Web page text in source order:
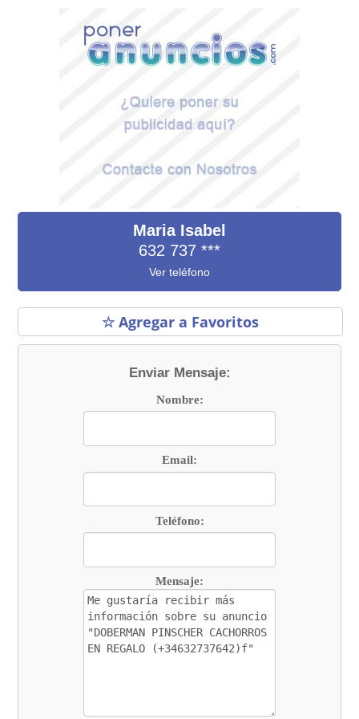
Maria Isabel
632 737***
Ver teléfono
☆ Agregar a Favoritos
Enviar Mensaje:
Nombre:
Email:
Teléfono:
Mensaje: